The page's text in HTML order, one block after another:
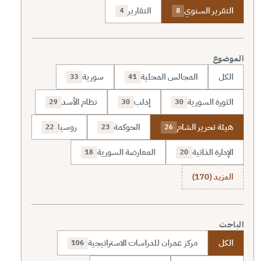
التقرير السنوي 8 التقارير 4
الموضوع
الكل المجالس المحلية 41 سورية 33
الثورة السورية 30 إدلب 30 نظام الأسد 29
هيئة تحرير الشام 26 الحوكمة 23 روسيا 22
الإدارة الذاتية 20 المعارضة السورية 18
المزيد (170)
الباحث
الكل مركز عمران للدراسات الاستراتيجية 106